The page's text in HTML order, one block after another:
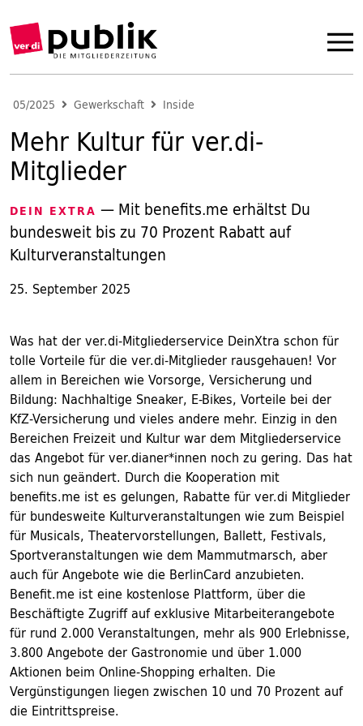
05/2025 Gewerkschaft Inside
Mehr Kultur für ver.di-
Mitglieder
DEIN EXTRA — Mit benefits.me erhältst Du
bundesweit bis zu 70 Prozent Rabatt auf
Kulturveranstaltungen
25. September 2025
Was hat der ver.di-Mitgliederservice DeinXtra schon für
tolle Vorteile für die ver.di-Mitglieder rausgehauen! Vor
allem in Bereichen wie Vorsorge, Versicherung und
Bildung: Nachhaltige Sneaker, E-Bikes, Vorteile bei der
KfZ-Versicherung und vieles andere mehr. Einzig in den
Bereichen Freizeit und Kultur war dem Mitgliederservice
das Angebot für ver.dianer*innen noch zu gering. Das hat
sich nun geändert. Durch die Kooperation mit
benefits.me ist es gelungen, Rabatte für ver.di Mitglieder
für bundesweite Kulturveranstaltungen wie zum Beispiel
für Musicals, Theatervorstellungen, Ballett, Festivals,
Sportveranstaltungen wie dem Mammutmarsch, aber
auch für Angebote wie die BerlinCard anzubieten.
Benefit.me ist eine kostenlose Plattform, über die
Beschäftigte Zugriff auf exklusive Mitarbeiterangebote
für rund 2.000 Veranstaltungen, mehr als 900 Erlebnisse,
3.800 Angebote der Gastronomie und über 1.000
Aktionen beim Online-Shopping erhalten. Die
Vergünstigungen liegen zwischen 10 und 70 Prozent auf
die Eintrittspreise.